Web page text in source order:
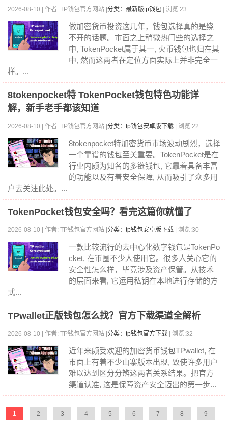
2026-08-10 | 作者: TP钱包官方网站 | 分类：最新版tp钱包 | 浏览:23
做加密货币投资这几年，钱包选择真的是绕
不开的话题。市面之上稍微热门些的选择之
中, TokenPocket属于其一, 火币钱包也归在其
中, 然而这两者在定位方面实际上并非完全一
样。...
8tokenpocket特 TokenPocket钱包特色功能详
解，新手老手都该知道
2026-08-10 | 作者: TP钱包官方网站 | 分类：tp钱包安卓版下载 | 浏览:22
8tokenpocket特加密货币市场波动剧烈，选择
一个靠谱的钱包至关重要。TokenPocket是在
行业内颇为知名的多链钱包, 它靠着具备丰富
的功能以及有着安全保障, 从而吸引了众多用
户去关注此处。...
TokenPocket钱包安全吗？看完这篇你就懂了
2026-08-10 | 作者: TP钱包官方网站 | 分类：tp钱包安卓版下载 | 浏览:30
一款比较流行的去中心化数字钱包是TokenPo
cket, 在币圈不少人使用它。很多人关心它的
安全性怎么样，毕竟涉及资产保管。从技术
的层面来看, 它运用私钥在本地进行存储的方
式...
TPwallet正版钱包怎么找？官方下载渠道全解析
2026-08-10 | 作者: TP钱包官方网站 | 分类：tp钱包官方下载 | 浏览:32
近年来颇受欢迎的加密货币钱包TPwallet, 在
市面上有着不少山寨版本出现, 致使许多用户
难以达到区分分辨这两者关系结果。把官方
渠道认准, 这是保障资产安全迈出的第一步...
1 2 3 4 5 6 7 8 9